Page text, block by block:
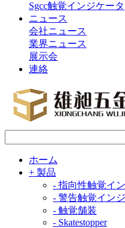
Sgcc触覚インジケータ
ニュース
会社ニュース
業界ニュース
展示会
連絡
ホーム
+ 製品
- 指向性触覚イ
- 警告触覚イン
- 触覚舗装
- Skatestopper